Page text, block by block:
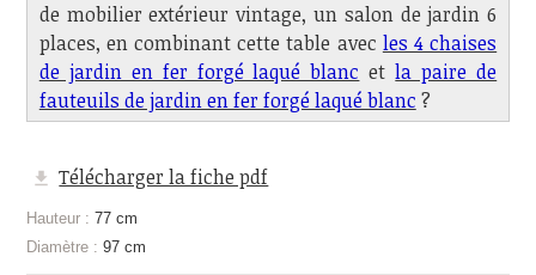
de mobilier extérieur vintage, un salon de jardin 6
places, en combinant cette table avec les 4 chaises
de jardin en fer forgé laqué blanc etla paire de
fauteuils de jardin en fer forgé laqué blanc ?
Télécharger la fiche pdf
Hauteur : 77 cm
Diamètre : 97 cm